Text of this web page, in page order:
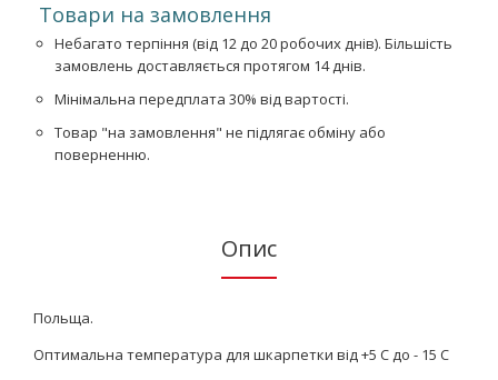
Товари на замовлення
Небагато терпіння (від 12 до 20 робочих днів). Більшість
замовлень доставляється протягом 14 днів.
Мінімальна передплата 30% від вартості.
Товар "на замовлення" не підлягає обміну або
поверненню.
Опис
Польща.
Оптимальна температура для шкарпетки від +5 С до - 15 С